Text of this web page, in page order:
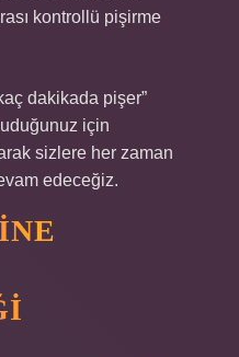
kontrollü pişirme
dakikada pişer”
için
sizlere her zaman
edeceğiz.